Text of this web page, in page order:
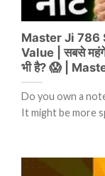
Master Ji 786
Value | सबसे
भी है? 😱 |
Do you own a
It might be more